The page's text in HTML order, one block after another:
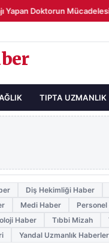
Doktorun Mücadelesi
TIPTA UZMANLIK
Diş Hekimliği Haber
Medi Haber Personel
Haber Tıbbi Mizah
Yandal Uzmanlık